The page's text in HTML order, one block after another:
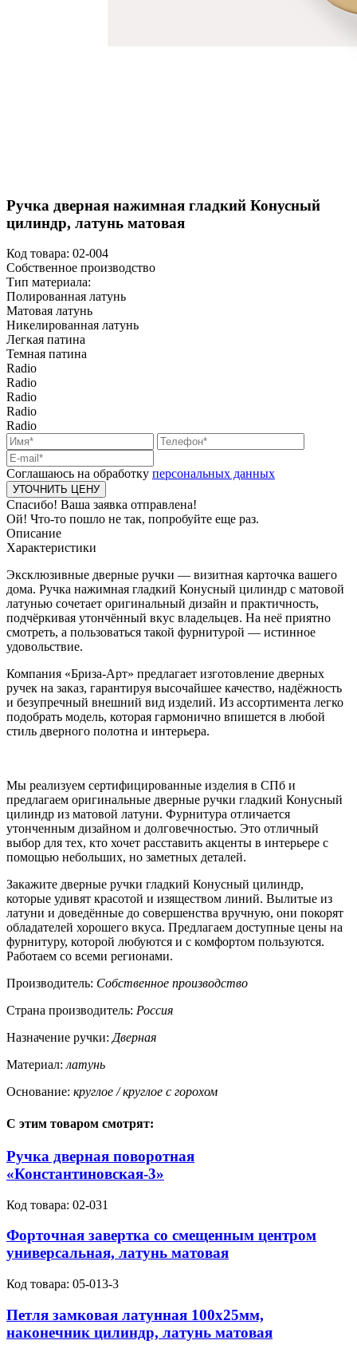
Ручка дверная нажимная гладкий Конусный
цилиндр, латунь матовая
Код товара: 02-004
Собственное производство
Тип материала:
Полированная латунь
Матовая латунь
Никелированная латунь
Легкая патина
Темная патина
Radio
Radio
Radio
Radio
Radio
Соглашаюсь на обработку персональных данных
Спасибо! Ваша заявка отправлена!
Ой! Что-то пошло не так, попробуйте еще раз.
Описание
Характеристики
Эксклюзивные дверные ручки — визитная карточка вашего
дома. Ручка нажимная гладкий Конусный цилиндр с матовой
латунью сочетает оригинальный дизайн и практичность,
подчёркивая утончённый вкус владельцев. На неё приятно
смотреть, а пользоваться такой фурнитурой — истинное
удовольствие.
Компания «Бриза-Арт» предлагает изготовление дверных
ручек на заказ, гарантируя высочайшее качество, надёжность
и безупречный внешний вид изделий. Из ассортимента легко
подобрать модель, которая гармонично впишется в любой
стиль дверного полотна и интерьера.
Мы реализуем сертифицированные изделия в СПб и
предлагаем оригинальные дверные ручки гладкий Конусный
цилиндр из матовой латуни. Фурнитура отличается
утонченным дизайном и долговечностью. Это отличный
выбор для тех, кто хочет расставить акценты в интерьере с
помощью небольших, но заметных деталей.
Закажите дверные ручки гладкий Конусный цилиндр,
которые удивят красотой и изяществом линий. Вылитые из
латуни и доведённые до совершенства вручную, они покорят
обладателей хорошего вкуса. Предлагаем доступные цены на
фурнитуру, которой любуются и с комфортом пользуются.
Работаем со всеми регионами.
Производитель: Собственное производство
Страна производитель: Россия
Назначение ручки: Дверная
Материал: латунь
Основание: круглое / круглое с горохом
С этим товаром смотрят:
Ручка дверная поворотная
«Константиновская-3»
Код товара: 02-031
Форточная завертка со смещенным центром
универсальная, латунь матовая
Код товара: 05-013-3
Петля замковая латунная 100х25мм,
наконечник цилиндр, латунь матовая